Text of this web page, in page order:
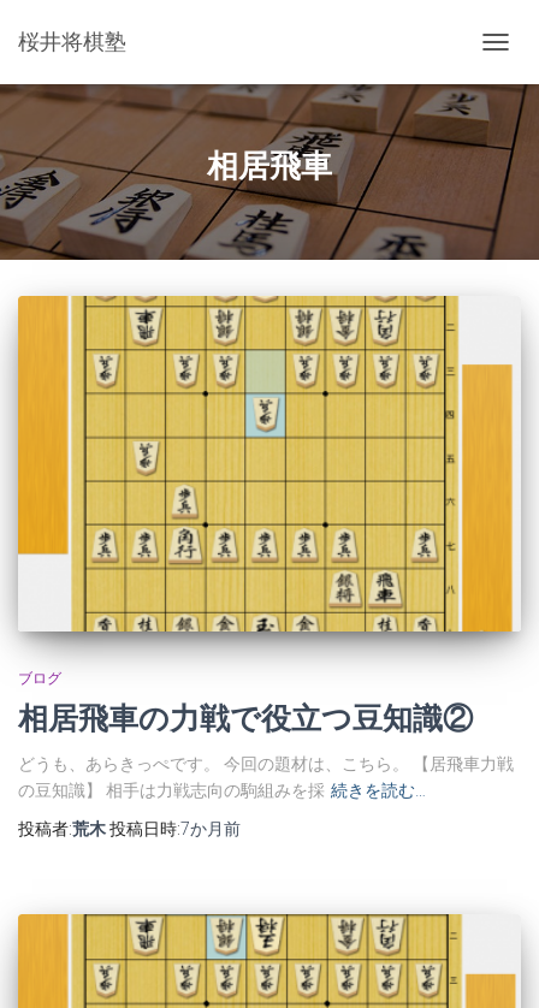
桜井将棋塾
ビ
シ
ョ
ン
を
切
相居飛車
ブログ
相居飛車の力戦で役立つ豆知識②
どうも、あらきっぺです。 今回の題材は、こちら。 【居飛車力戦
の豆知識】 相手は力戦志向の駒組みを採 続きを読む…
投稿者:荒木投稿日時:7か月前